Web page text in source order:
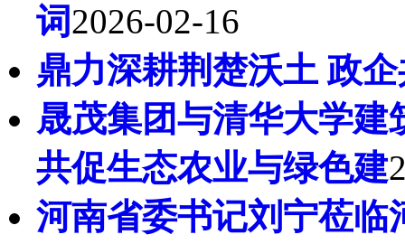
词2026-02-16
鼎力深耕荆楚沃土 政
晟茂集团与清华大学
共促生态农业与绿色建
河南省委书记刘宁莅临